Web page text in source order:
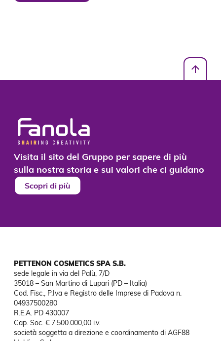
Visita il sito del Gruppo per sapere di più
sulla nostra storia e sui valori che ci guidano
Scopri di più
PETTENON COSMETICS SPA S.B.
sede legale in via del Palù, 7/D
35018 – San Martino di Lupari (PD – Italia)
Cod. Fisc., P.Iva e Registro delle Imprese di Padova n.
04937500280
R.E.A. PD 430007
Cap. Soc. € 7.500.000,00 i.v.
società soggetta a direzione e coordinamento di AGF88